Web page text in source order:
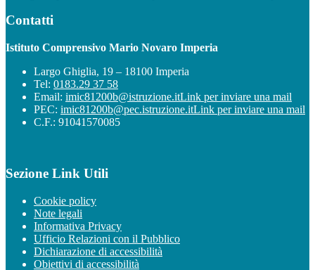
Contatti
Istituto Comprensivo Mario Novaro Imperia
Largo Ghiglia, 19 – 18100 Imperia
Tel: 0183.29 37 58
Email: imic81200b@istruzione.itLink per inviare una mail
PEC: imic81200b@pec.istruzione.itLink per inviare una mail
C.F.: 91041570085
Sezione Link Utili
Cookie policy
Note legali
Informativa Privacy
Ufficio Relazioni con il Pubblico
Dichiarazione di accessibilità
Obiettivi di accessibilità